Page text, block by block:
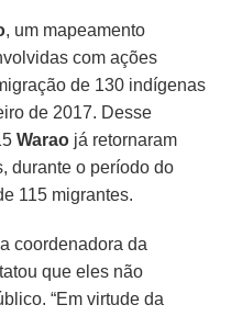
, um mapeamento
com ações
de 130 indígenas
de 2017. Desse
Warao já retornaram
durante o período do
115 migrantes.
coordenadora da
que eles não
“Em virtude da